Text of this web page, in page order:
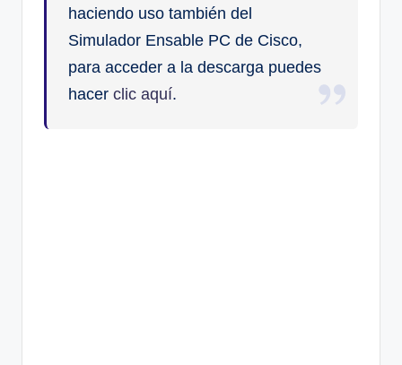
haciendo uso también del
Simulador Ensable PC de Cisco,
para acceder a la descarga puedes
hacerclic aquí.